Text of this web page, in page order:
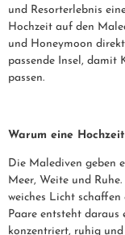
und Resorterlebnis
Hochzeit auf den
und Honeymoon
passende Insel, damit
passen.
Warum eine
Die Malediven geben
Meer, Weite und
weiches Licht
Paare entsteht daraus
konzentriert, ruhig